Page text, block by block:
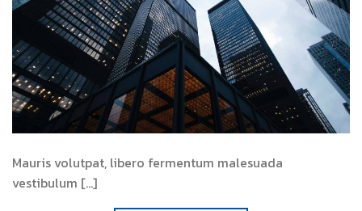
Mauris volutpat, libero fermentum malesuada
vestibulum [...]